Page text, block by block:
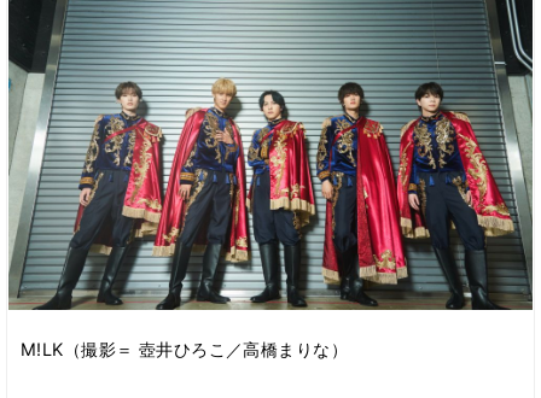
M!LK（撮影＝ 壺井ひろこ／高橋まりな）